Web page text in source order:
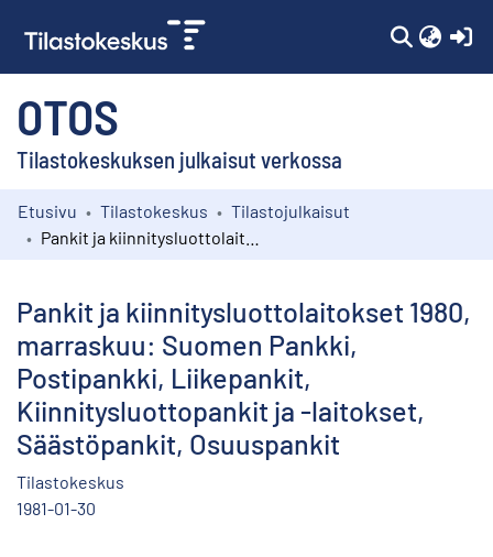
OTOS
Tilastokeskuksen julkaisut verkossa
Kokoelmat
Etusivu Tilastokeskus
Tilastojulkaisut
Pankit ja kiinnitysluottolaitokset 1980,
marraskuu: Suomen Pankki,
Postipankki, Liikepankit,
Kiinnitysluottopankit ja -laitokset,
Säästöpankit, Osuuspankit
Tilastokeskus
1981-01-30